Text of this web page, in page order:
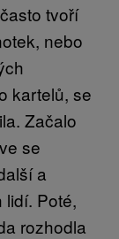
tvoří
nebo
kartelů, se
Začalo
se
a
Poté,
rozhodla